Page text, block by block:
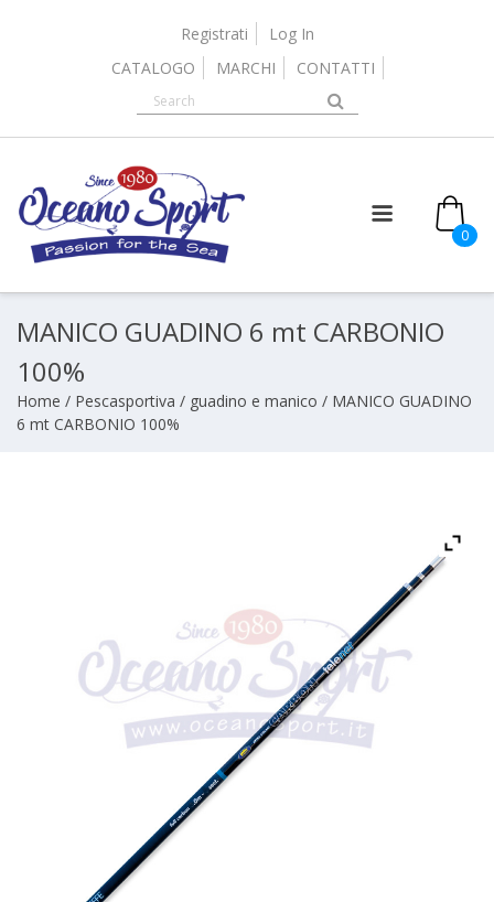
Registrati
Log In
CATALOGO
MARCHI CONTATTI
0
MANICO GUADINO 6 mt CARBONIO
100%
Home / Pescasportiva / guadino e manico / MANICO GUADINO
6 mt CARBONIO 100%